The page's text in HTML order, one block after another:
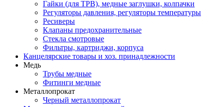
Гайки (для ТРВ), медные заглушки, колпачки
Регуляторы давления, регуляторы температуры
Ресиверы
Клапаны предохранительные
Стекла смотровые
Фильтры, картриджи, корпуса
Канцелярские товары и хоз. принадлежности
Медь
Трубы медные
Фитинги медные
Металлопрокат
Черный металлопрокат